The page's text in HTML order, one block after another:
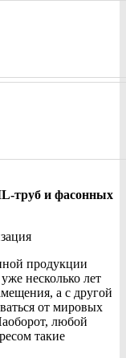
труб и фасонных
продукции
несколько лет
а с другой
от мировых
любой
такие